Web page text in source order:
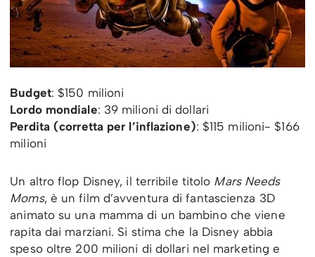
Budget: $150 milioni
Lordo mondiale: 39 milioni di dollari
Perdita (corretta per l’inflazione): $115 milioni- $166
milioni
Un altro flop Disney, il terribile titolo Mars Needs
Moms, è un film d’avventura di fantascienza 3D
animato su una mamma di un bambino che viene
rapita dai marziani. Si stima che la Disney abbia
speso oltre 200 milioni di dollari nel marketing e